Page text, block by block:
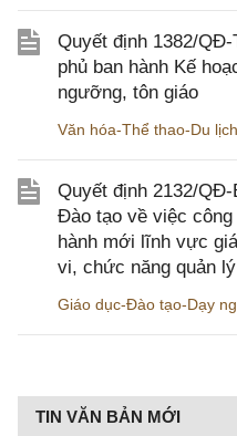
Quyết định 1382/
phủ ban hành Kế
ngưỡng, tôn giáo
Văn hóa-Thể thao-Du lịch
Quyết định 2132/
Đào tạo về việc
hành mới lĩnh vực
vi, chức năng quản
Giáo dục-Đào tạo-Dạy
TIN VĂN BẢN MỚI